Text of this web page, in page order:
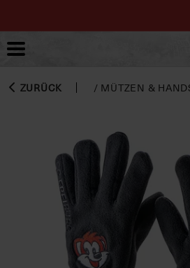
ZURÜCK / MÜTZEN &